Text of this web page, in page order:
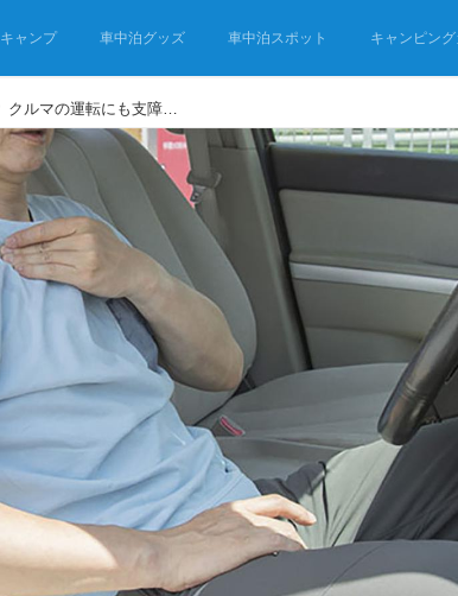
キャンプ 車中泊グッズ 車中泊スポット キャンピン
「五十肩」で車中泊旅、ツラくない？ クルマの運転にも支障が出る五十肩の予防＆改善マッサージ術